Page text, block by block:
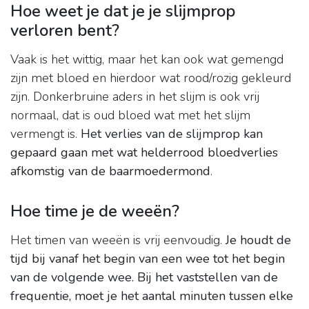
Hoe weet je dat je je slijmprop
verloren bent?
Vaak is het wittig, maar het kan ook wat gemengd
zijn met bloed en hierdoor wat rood/rozig gekleurd
zijn. Donkerbruine aders in het slijm is ook vrij
normaal, dat is oud bloed wat met het slijm
vermengt is. Het verlies van de slijmprop kan
gepaard gaan met wat helderrood bloedverlies
afkomstig van de baarmoedermond.
Hoe time je de weeën?
Het timen van weeën is vrij eenvoudig.Je houdt de
tijd bij vanaf het begin van een wee tot het begin
van de volgende wee. Bij het vaststellen van de
frequentie, moet je het aantal minuten tussen elke